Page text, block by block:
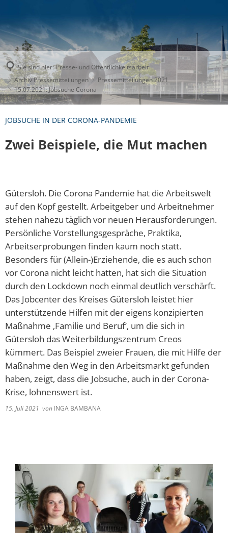
Sie sind hier: Presse- und Öffentlichkeitsarbeit
Archiv Pressemitteilungen
Pressemitteilungen 2021
15.07.2021: Jobsuche Corona
JOBSUCHE IN DER CORONA-PANDEMIE
Zwei Beispiele, die Mut machen
Gütersloh. Die Corona Pandemie hat die Arbeitswelt
auf den Kopf gestellt. Arbeitgeber und Arbeitnehmer
stehen nahezu täglich vor neuen Herausforderungen.
Persönliche Vorstellungsgespräche, Praktika,
Arbeitserprobungen finden kaum noch statt.
Besonders für (Allein-)Erziehende, die es auch schon
vor Corona nicht leicht hatten, hat sich die Situation
durch den Lockdown noch einmal deutlich verschärft.
Das Jobcenter des Kreises Gütersloh leistet hier
unterstützende Hilfen mit der eigens konzipierten
Maßnahme ‚Familie und Beruf‘, um die sich in
Gütersloh das Weiterbildungszentrum Creos
kümmert. Das Beispiel zweier Frauen, die mit Hilfe der
Maßnahme den Weg in den Arbeitsmarkt gefunden
haben, zeigt, dass die Jobsuche, auch in der Corona-
Krise, lohnenswert ist.
15. Juli 2021 von INGA BAMBANA